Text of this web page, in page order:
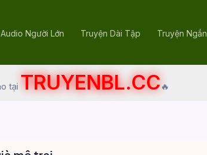
Audio Người Lớn Truyện Dài Tập Truyện Ngắn
tại TRUYENBL.CC🔥